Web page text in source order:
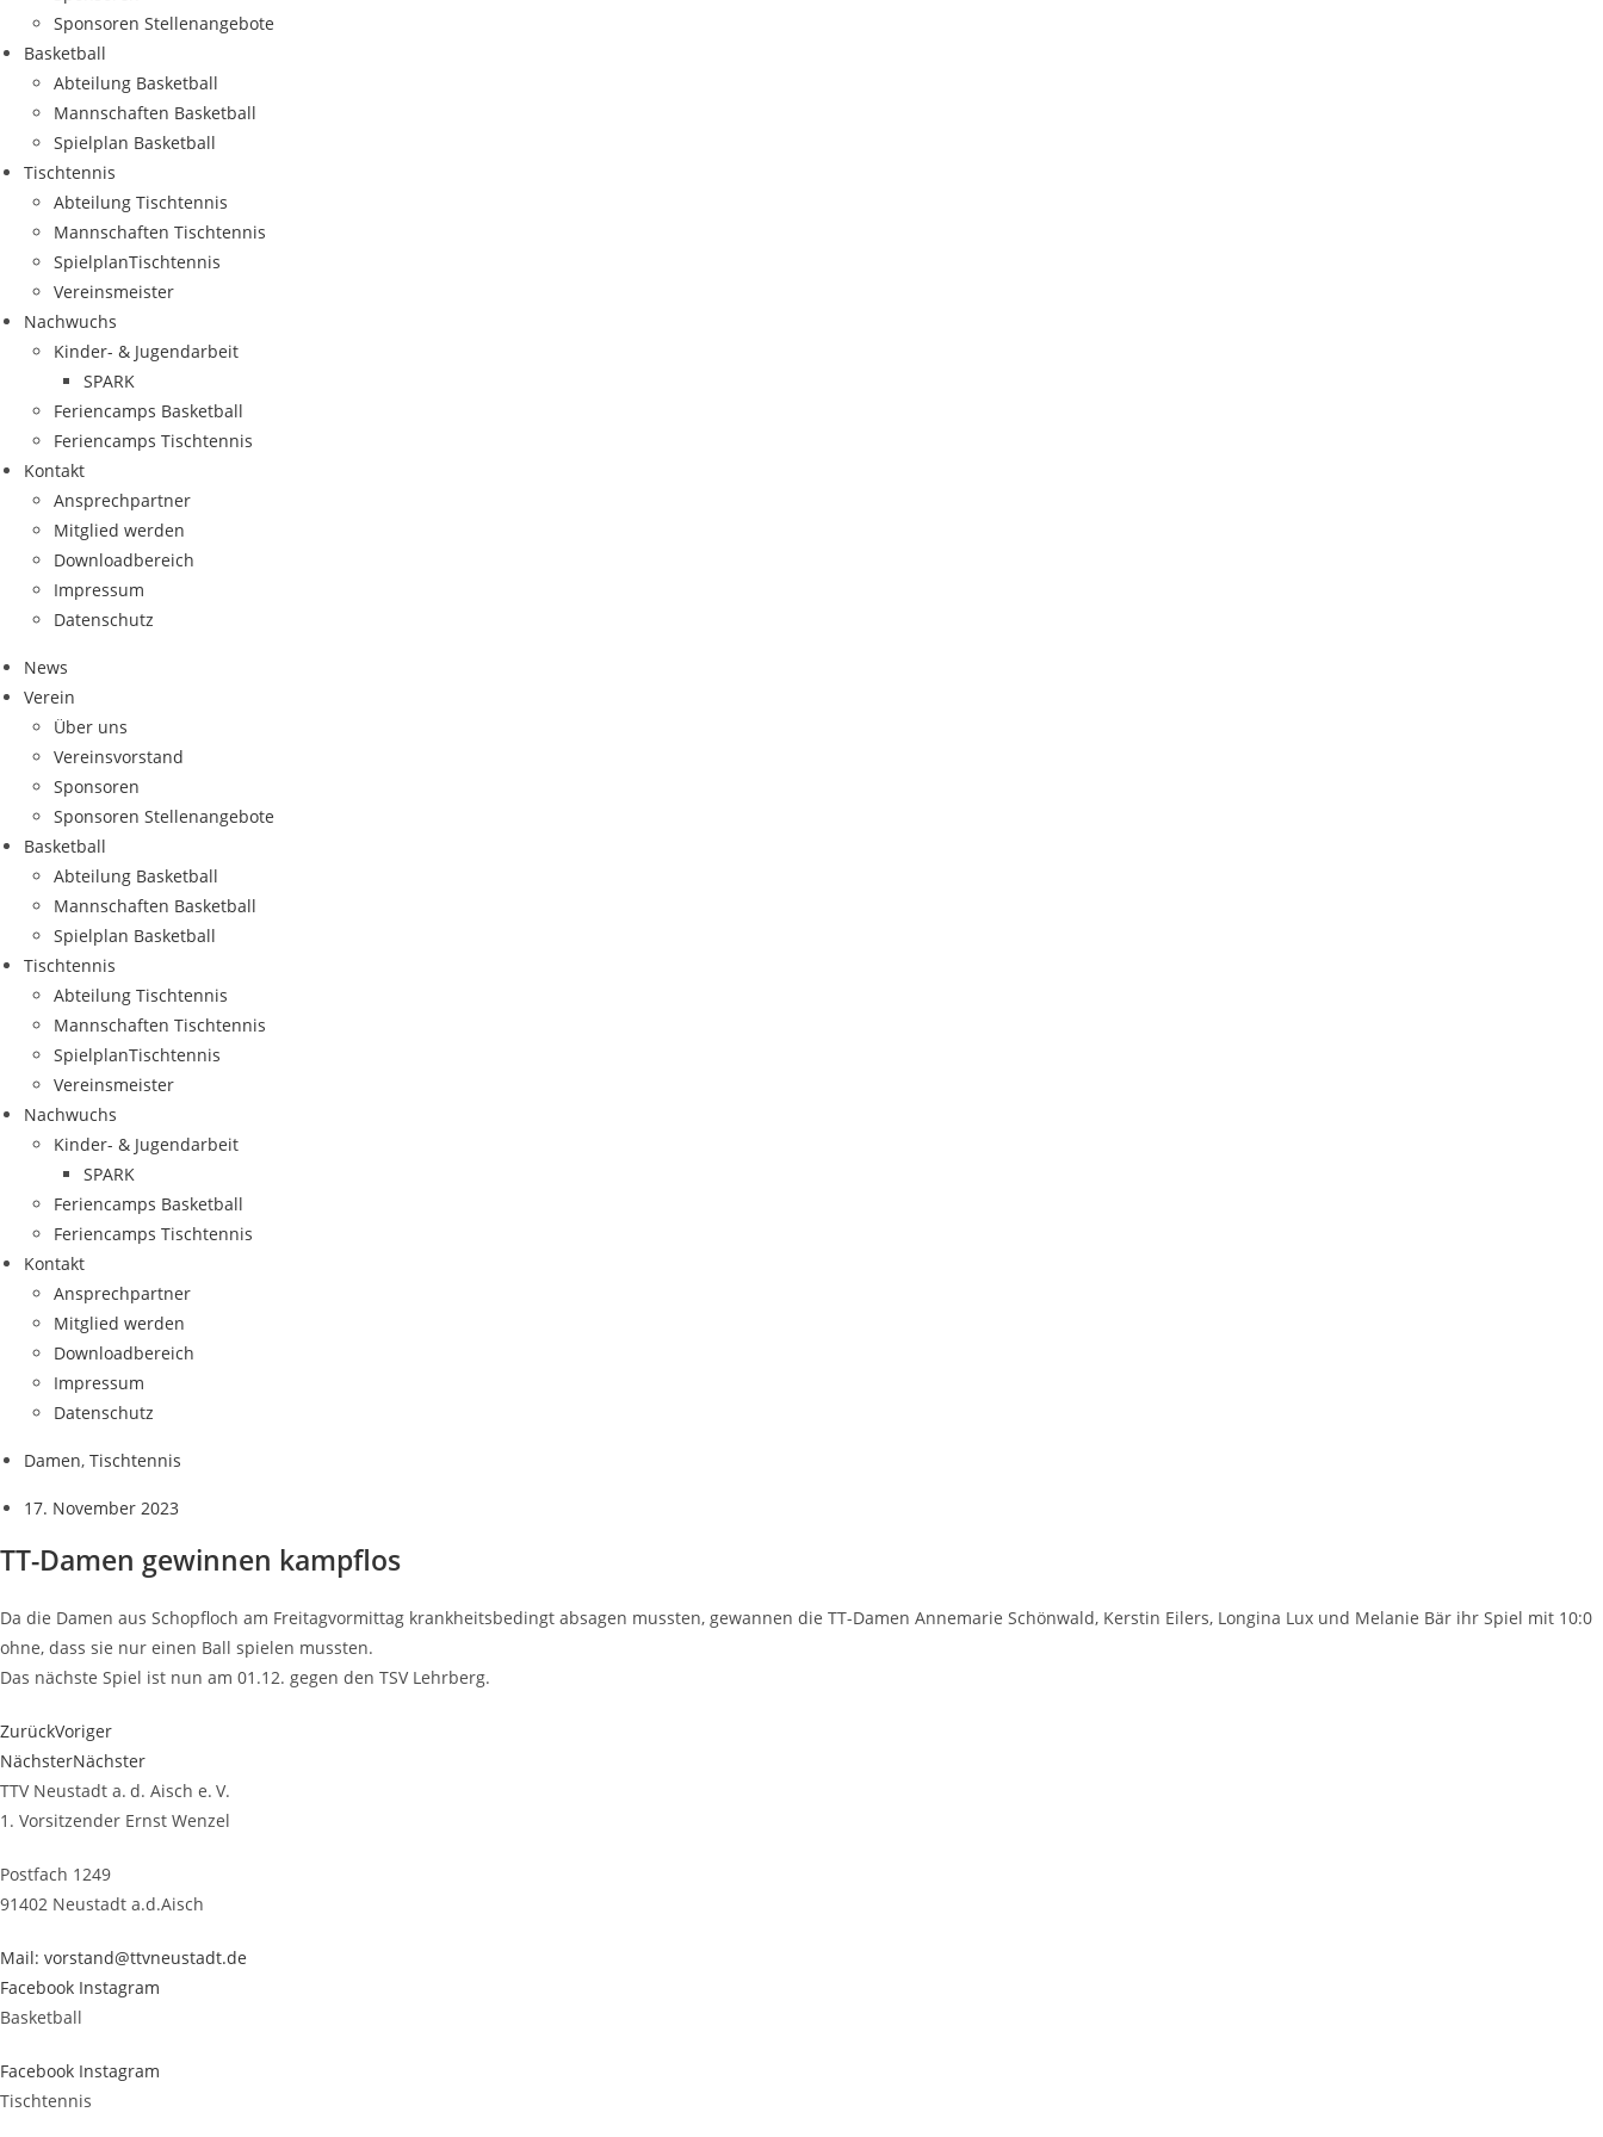
Spon­so­ren Stellenangebote
Bas­ket­ball
Abtei­lung Basketball
Mann­schaf­ten Basketball
Spiel­plan Basketball
Tisch­ten­nis
Abtei­lung Tischtennis
Mann­schaf­ten Tischtennis
Spiel­plan­Tisch­ten­nis
Ver­eins­meis­ter
Nach­wuchs
Kin­­der- & Jugendarbeit
SPARK
Feri­en­camps Basketball
Feri­en­camps Tischtennis
Kon­takt
Ansprech­part­ner
Mit­glied werden
Down­load­be­reich
Impres­sum
Daten­schutz
News
Ver­ein
Über uns
Ver­eins­vor­stand
Spon­so­ren
Spon­so­ren Stellenangebote
Bas­ket­ball
Abtei­lung Basketball
Mann­schaf­ten Basketball
Spiel­plan Basketball
Tisch­ten­nis
Abtei­lung Tischtennis
Mann­schaf­ten Tischtennis
Spiel­plan­Tisch­ten­nis
Ver­eins­meis­ter
Nach­wuchs
Kin­­der- & Jugendarbeit
SPARK
Feri­en­camps Basketball
Feri­en­camps Tischtennis
Kon­takt
Ansprech­part­ner
Mit­glied werden
Down­load­be­reich
Impres­sum
Daten­schutz
Damen, Tischtennis
17. November 2023
TT-Damen gewin­nen kampflos
Da die Damen aus Schopf­loch am Frei­tag­vor­mit­tag krank­heits­be­dingt absa­gen muss­ten, gewan­nen die TT-Damen Anne­ma­rie Schön­wald, Kers­tin Eilers, Lon­gi­na Lux und Mela­nie Bär ihr Spiel mit 10:0
ohne, dass sie nur einen Ball spie­len muss­ten.
Das nächs­te Spiel ist nun am 01.12. gegen den TSV Lehrberg.
ZurückVoriger
NächsterNächster
TTV Neustadt a. d. Aisch e. V.
1. Vorsitzender Ernst Wenzel
Postfach 1249
91402 Neustadt a.d.Aisch
Mail: vorstand@ttvneustadt.de
Facebook Instagram
Basketball
Facebook Instagram
Tischtennis